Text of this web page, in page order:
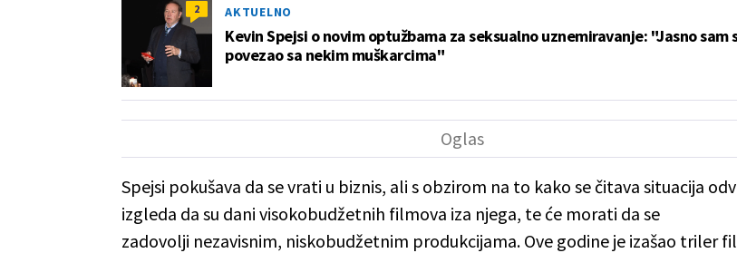
2 AKTUELNO
Kevin Spejsi o novim optužbama za seksualno uznemiravanje: "Jasno sam
povezao sa nekim muškarcima"
Spejsi pokušava da se vrati u biznis, ali s obzirom na to kako se čitava situacija
izgleda da su dani visokobudžetnih filmova iza njega, te će morati da se
zadovolji nezavisnim, niskobudžetnim produkcijama. Ove godine je izašao triler